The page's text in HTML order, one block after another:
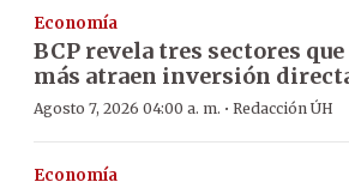
Economía
BCP revela tres sectores que
más atraen inversión
Agosto 7, 2026 04:00 a. m. · Redacción ÚH
Economía